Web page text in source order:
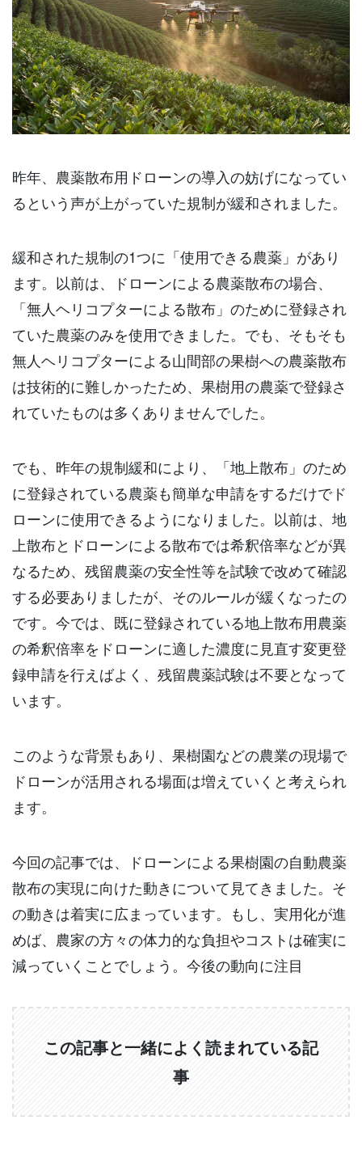
昨年、農薬散布用ドローンの導入の妨げになってい
るという声が上がっていた規制が緩和されました。
緩和された規制の1つに「使用できる農薬」があり
ます。以前は、ドローンによる農薬散布の場合、
「無人ヘリコプターによる散布」のために登録され
ていた農薬のみを使用できました。でも、そもそも
無人ヘリコプターによる山間部の果樹への農薬散布
は技術的に難しかったため、果樹用の農薬で登録さ
れていたものは多くありませんでした。
でも、昨年の規制緩和により、「地上散布」のため
に登録されている農薬も簡単な申請をするだけでド
ローンに使用できるようになりました。以前は、地
上散布とドローンによる散布では希釈倍率などが異
なるため、残留農薬の安全性等を試験で改めて確認
する必要ありましたが、そのルールが緩くなったの
です。今では、既に登録されている地上散布用農薬
の希釈倍率をドローンに適した濃度に見直す変更登
録申請を行えばよく、残留農薬試験は不要となって
います。
このような背景もあり、果樹園などの農業の現場で
ドローンが活用される場面は増えていくと考えられ
ます。
今回の記事では、ドローンによる果樹園の自動農薬
散布の実現に向けた動きについて見てきました。そ
の動きは着実に広まっています。もし、実用化が進
めば、農家の方々の体力的な負担やコストは確実に
減っていくことでしょう。今後の動向に注目
この記事と一緒によく読まれている記
事